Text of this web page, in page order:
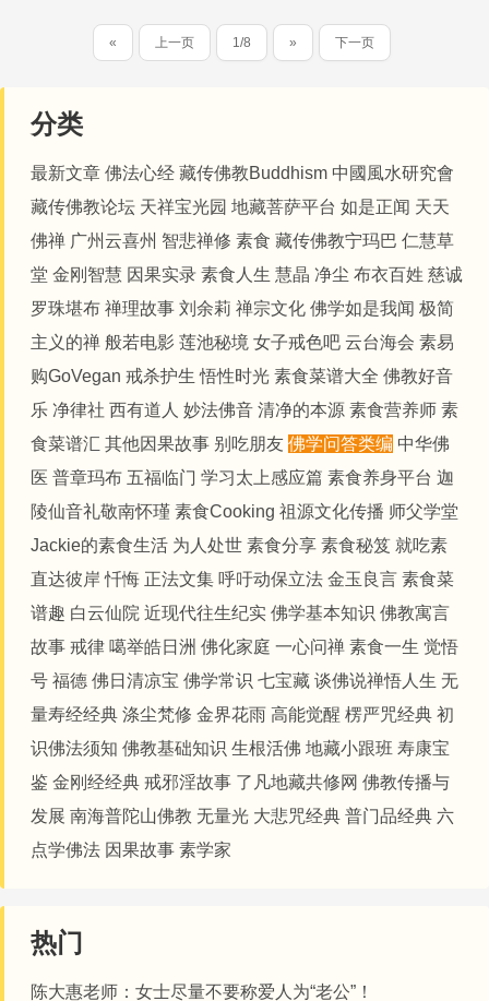
« 上一页 1/8 » 下一页
分类
最新文章 佛法心经 藏传佛教Buddhism 中國風水研究會
藏传佛教论坛 天祥宝光园 地藏菩萨平台 如是正闻 天天
佛禅 广州云喜州 智悲禅修 素食 藏传佛教宁玛巴 仁慧草
堂 金刚智慧 因果实录 素食人生 慧晶 净尘 布衣百姓 慈诚
罗珠堪布 禅理故事 刘余莉 禅宗文化 佛学如是我闻 极简
主义的禅 般若电影 莲池秘境 女子戒色吧 云台海会 素易
购GoVegan 戒杀护生 悟性时光 素食菜谱大全 佛教好音
乐 净律社 西有道人 妙法佛音 清净的本源 素食营养师 素
食菜谱汇 其他因果故事 别吃朋友 佛学问答类编 中华佛
医 普章玛布 五福临门 学习太上感应篇 素食养身平台 迦
陵仙音礼敬南怀瑾 素食Cooking 祖源文化传播 师父学堂
Jackie的素食生活 为人处世 素食分享 素食秘笈 就吃素
直达彼岸 忏悔 正法文集 呼吁动保立法 金玉良言 素食菜
谱趣 白云仙院 近现代往生纪实 佛学基本知识 佛教寓言
故事 戒律 噶举皓日洲 佛化家庭 一心问禅 素食一生 觉悟
号 福德 佛日清凉宝 佛学常识 七宝藏 谈佛说禅悟人生 无
量寿经经典 涤尘梵修 金界花雨 高能觉醒 楞严咒经典 初
识佛法须知 佛教基础知识 生根活佛 地藏小跟班 寿康宝
鉴 金刚经经典 戒邪淫故事 了凡地藏共修网 佛教传播与
发展 南海普陀山佛教 无量光 大悲咒经典 普门品经典 六
点学佛法 因果故事 素学家
热门
陈大惠老师：女士尽量不要称爱人为“老公”！